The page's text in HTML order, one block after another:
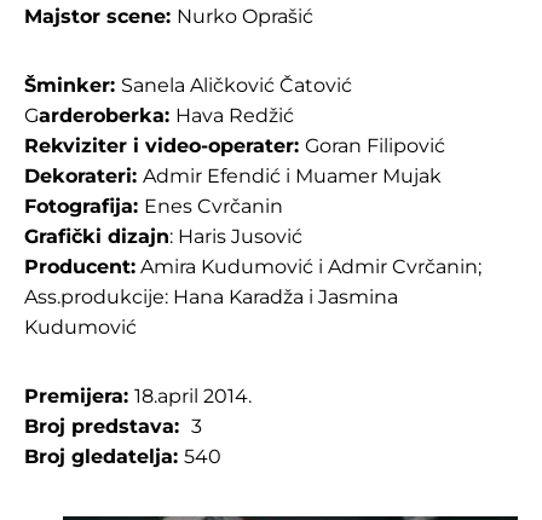
Majstor scene: Nurko Oprašić
Šminker: Sanela Aličković Čatović
Garderoberka: Hava Redžić
Rekviziter i video-operater: Goran Filipović
Dekorateri: Admir Efendić i Muamer Mujak
Fotografija: Enes Cvrčanin
Grafički dizajn: Haris Jusović
Producent: Amira Kudumović i Admir Cvrčanin;
Ass.produkcije: Hana Karadža i Jasmina
Kudumović
Premijera: 18.april 2014.
Broj predstava: 3
Broj gledatelja: 540